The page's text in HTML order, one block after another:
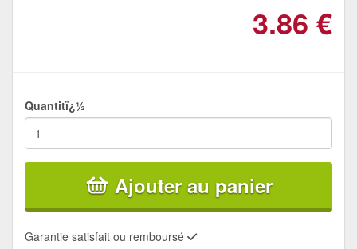
3.86 €
Quantitï¿½
Ajouter au panier
Garantie satisfait ou remboursé